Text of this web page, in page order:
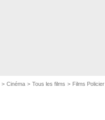
Cinéma Tous les films Films Policier